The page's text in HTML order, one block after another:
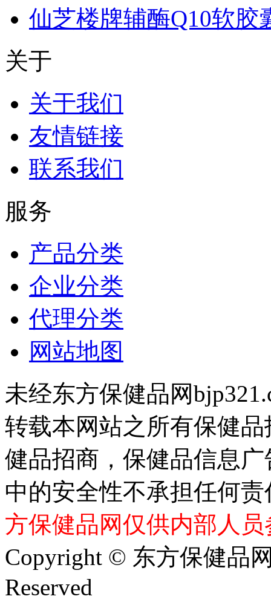
仙芝楼牌辅酶Q10软胶
关于
关于我们
友情链接
联系我们
服务
产品分类
企业分类
代理分类
网站地图
未经东方保健品网
转载本网站之所有保健
健品招商，保健品信息
中的安全性不承担任何
方保健品网仅供内部人
Copyright © 东方保健品
Reserved